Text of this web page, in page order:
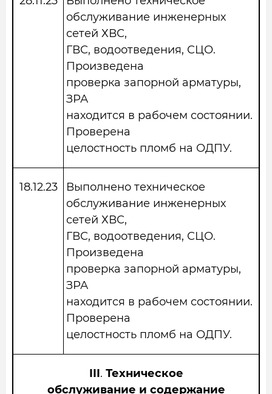
обслуживание инженерных
сетей ХВС,
ГВС, водоотведения, СЦО.
Произведена
проверка запорной арматуры,
ЗРА
находится в рабочем состоянии.
Проверена
целостность пломб на ОДПУ.
18.12.23
Выполнено техническое
обслуживание инженерных
сетей ХВС,
ГВС, водоотведения, СЦО.
Произведена
проверка запорной арматуры,
ЗРА
находится в рабочем состоянии.
Проверена
целостность пломб на ОДПУ.
III. Техническое
обслуживание и содержание